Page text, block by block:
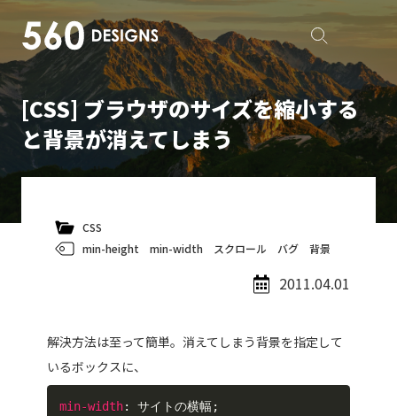
[CSS] ブラウザのサイズを縮小する
と背景が消えてしまう
CSS
min-height
min-width スクロール バグ 背景
2011.04.01
解決方法は至って簡単。消えてしまう背景を指定して
いるボックスに、
min-width: サイトの横幅;